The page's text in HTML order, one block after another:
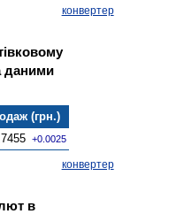
конвертер
даними
(грн.)
+0.0025
конвертер
в